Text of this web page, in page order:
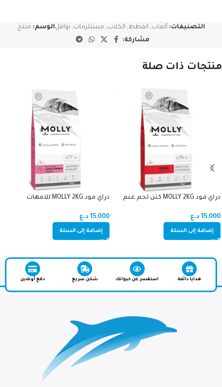
التصنيفات: ألعاب, القطط, الكلاب, مستلزمات, نواقلالوسم: منتج
مشاركة:
منتجات ذات صلة
دراي فود MOLLY 2KG كتن لحم غنم
15,000 د.ع
إضافة إلى السلة
دراي فود MOLLY 2KG للامهات
15,000 د.ع
إضافة إلى السلة
هدايا دائمة استفسر عن حيوانك شحن سريع دفع أونلاين